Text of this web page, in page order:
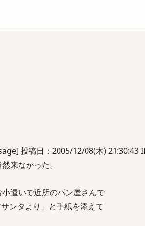
投稿日：2005/12/08(木) 21:30:43
来なかった。
遣いで近所のパン屋さんで
ンタより」と手紙を添えて